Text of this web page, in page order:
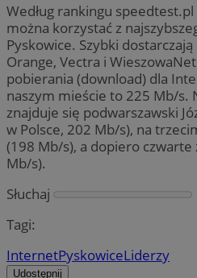
Według rankingu
można korzystać z
Pyskowice. Szybki dostarczają
Orange, Vectra i
pobierania (download) dla
naszym mieście to 225 Mb/s.
znajduje się podwarszawski
w Polsce, 202 Mb/s), na
(198 Mb/s), a dopiero czwarte
Mb/s).
Słuchaj
Tagi:
InternetPyskowiceLiderzy
Udostępnij